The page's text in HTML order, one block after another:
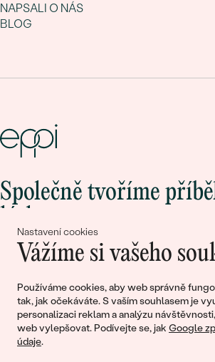
Nastavení cookies
Vážíme si vašeho
Používáme cookies, aby web správně
tak, jak očekáváte. S vaším souhlasem je
personalizaci reklam a analýzu
web vylepšovat. Podívejte se, jak Google
údaje.
NAPSALI O NÁS
BLOG
Společně tvoříme
Připojte se k nám!